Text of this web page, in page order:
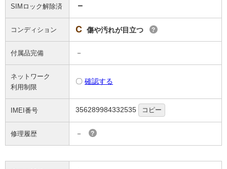
SIMロック解除済 －
コンディション C 傷や汚れが目立つ ?
付属品完備 －
ネットワーク
利用制限
〇 確認する
IMEI番号 356289984332535 コピー
修理履歴 － ?